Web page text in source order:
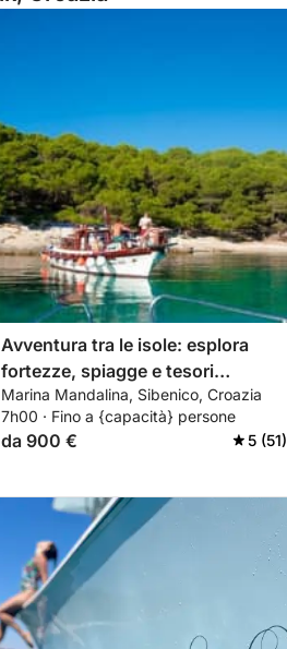
Avventura tra le isole: esplora
fortezze, spiagge e tesori
nascosti
Marina Mandalina, Sibenico, Croazia
7h00 · Fino a {capacità} persone
da 900 € 5 (51)